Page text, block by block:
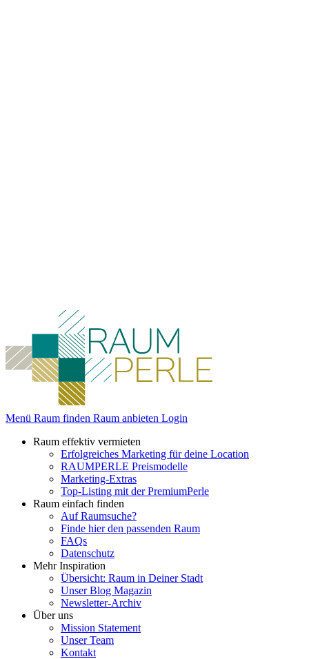
Menü Raum finden Raum anbieten Login
Raum effektiv vermieten
Erfolgreiches Marketing für deine Location
RAUMPERLE Preismodelle
Marketing-Extras
Top-Listing mit der PremiumPerle
Raum einfach finden
Auf Raumsuche?
Finde hier den passenden Raum
FAQs
Datenschutz
Mehr Inspiration
Übersicht: Raum in Deiner Stadt
Unser Blog Magazin
Newsletter-Archiv
Über uns
Mission Statement
Unser Team
Kontakt